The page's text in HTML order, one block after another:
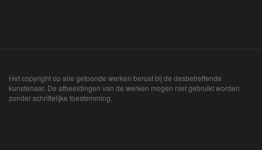
Het copyright op alle getoonde werken berust bij de desbetreffende
kunstenaar. De afbeeldingen van de werken mogen niet gebruikt worden
zonder schriftelijke toestemming.